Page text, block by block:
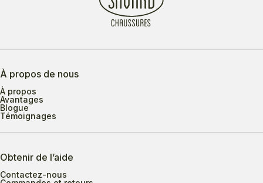
À propos de nous
À propos
Avantages
Blogue
Témoignages
Obtenir de l’aide
Contactez-nous